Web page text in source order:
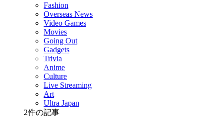
Fashion
Overseas News
Video Games
Movies
Going Out
Gadgets
Trivia
Anime
Culture
Live Streaming
Art
Ultra Japan
2件の記事